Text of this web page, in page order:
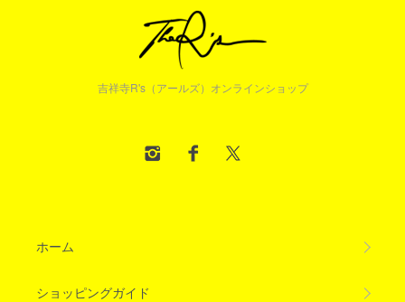
吉祥寺R's（アールズ）オンラインショップ
ホーム
ショッピングガイド